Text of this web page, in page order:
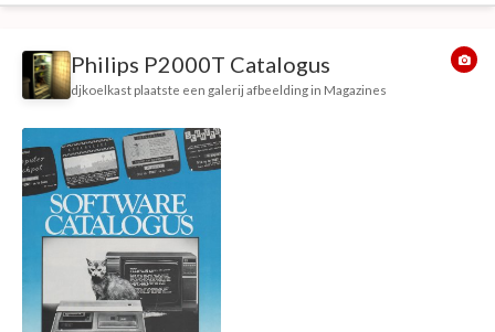
Philips P2000T Catalogus
djkoelkast plaatste een galerij afbeelding in Magazines